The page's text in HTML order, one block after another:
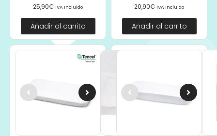
25,90€ IVA Incluido
Añadir al carrito
20,90€ IVA Incluido
Añadir al carrito